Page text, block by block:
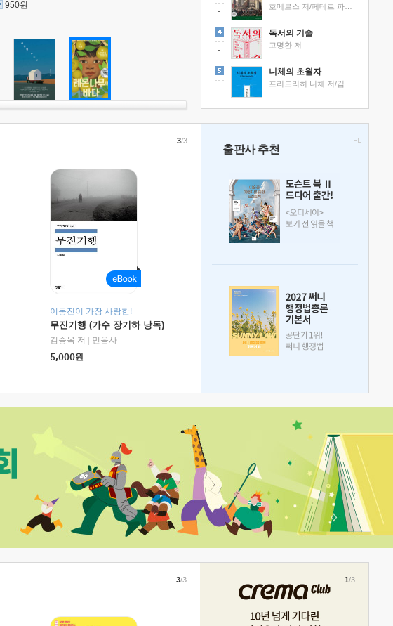
950원
독서의 기술
고명환 저
니체의 초월자
이동진이 가장 사랑한!
무진기행 (가수 장기하 낭독)
김승옥 저
민음사
5,000원
3/3
출판사 추천
3/3 1/3